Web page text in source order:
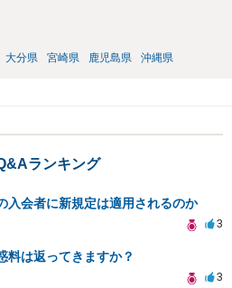
大分県 宮崎県 鹿児島県 沖縄県
ランキング
入会者に新規定は適用されるのか
3
料は返ってきますか？
3